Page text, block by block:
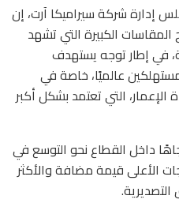
إدارة شركة سيراميكا آرت، إن
المقاسات الكبيرة التي تشهد
في إطار توجه يستهدف
عالميًا، خاصة في
التي تعتمد بشكل أكبر
داخل القطاع نحو التوسع في
الأعلى قيمة مضافة والأكثر